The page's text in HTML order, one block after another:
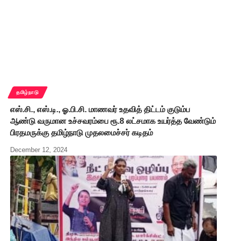
தமிழ்நாடு
எஸ்.சி., எஸ்.டி., ஓ.பி.சி. மாணவர் உதவித் திட்டம் குடும்ப
ஆண்டு வருமான உச்சவரம்பை ரூ.8 லட்சமாக உயர்த்த வேண்டும்
பிரதமருக்கு தமிழ்நாடு முதலமைச்சர் கடிதம்
December 12, 2024